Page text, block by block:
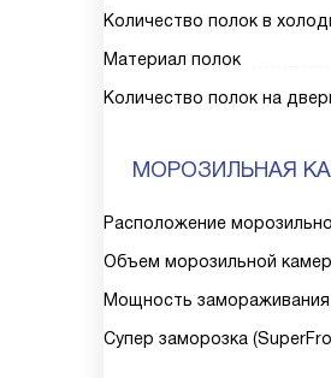
Количество полок в
Материал полок
Количество полок на
МОРОЗИЛЬНАЯ
Расположение
Объем морозильной
Мощность замораживания
Супер заморозка